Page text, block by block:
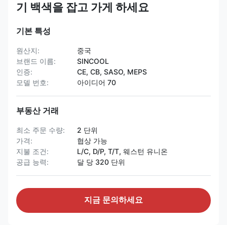
기 백색을 잡고 가게 하세요
기본 특성
원산지:
중국
브랜드 이름:
SINCOOL
인증:
CE, CB, SASO, MEPS
모델 번호:
아이디어 70
부동산 거래
최소 주문 수량:
2 단위
가격:
협상 가능
지불 조건:
L/C, D/P, T/T, 웨스턴 유니온
공급 능력:
달 당 320 단위
지금 문의하세요